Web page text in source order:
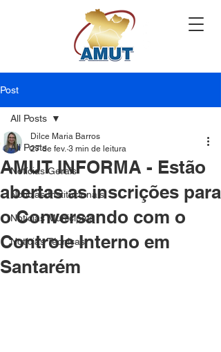
Post
All Posts
Notícias Gerais
Notícias Institucionais
Notícias Municipais
Notícias Técnicas
All Posts
AMUT INFORMA - Estão
abertas as inscrições para
o Conversando com o
Controle Interno em
Santarém
Dilce Maria Barros
27 de fev. 3 min de leitura